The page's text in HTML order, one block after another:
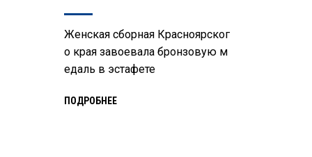
Женская сборная Красноярског
о края завоевала бронзовую м
едаль в эстафете
ПОДРОБНЕЕ